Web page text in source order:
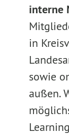
interne
in
sowie
außen.